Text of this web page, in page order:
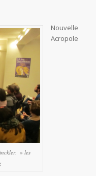
» les
Nouvelle
Acropole